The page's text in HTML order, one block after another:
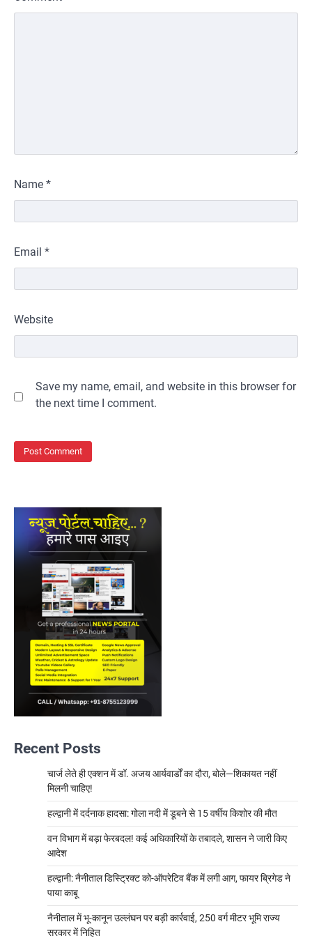
Name *
Email *
Website
Save my name, email, and website in this browser for
the next time I comment.
Recent Posts
चार्ज लेते ही एक्शन में डॉ. अजय आर्यवार्डों का दौरा, बोले—शिकायत नहीं
मिलनी चाहिए!
हल्द्वानी में दर्दनाक हादसा: गोला नदी में डूबने से 15 वर्षीय किशोर की मौत
वन विभाग में बड़ा फेरबदल! कई अधिकारियों के तबादले, शासन ने जारी किए
आदेश
हल्द्वानी: नैनीताल डिस्ट्रिक्ट को-ऑपरेटिव बैंक में लगी आग, फायर ब्रिगेड ने
पाया काबू
नैनीताल में भू-कानून उल्लंघन पर बड़ी कार्रवाई, 250 वर्ग मीटर भूमि राज्य
सरकार में निहित